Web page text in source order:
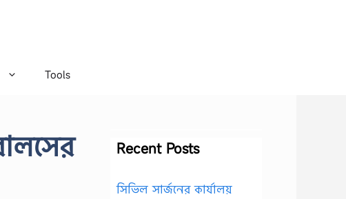
Tools
Recent Posts
সিভিল সার্জনের কার্যালয়